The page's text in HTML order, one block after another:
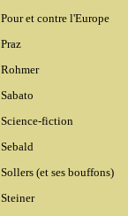
Pour et contre l'Europe
Praz
Rohmer
Sabato
Science-fiction
Sebald
Sollers (et ses bouffons)
Steiner